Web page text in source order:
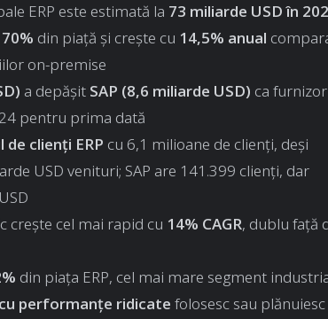
ERP este estimată la 73 miliarde USD în
70% din piață și crește cu 14,5% anual
on-premise
a depășit SAP (8,6 miliarde USD) ca
pentru prima dată
clienți ERP cu 6,1 milioane de clienți, deși
USD venituri; SAP are 141.399 clienți, dar
crește cel mai rapid cu 14% CAGR, dublu față
din piața ERP, cel mai mare segment
performanțe ridicate folosesc sau plănuiesc